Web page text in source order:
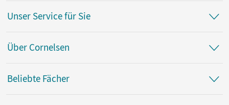
Unser Service für Sie
Über Cornelsen
Beliebte Fächer